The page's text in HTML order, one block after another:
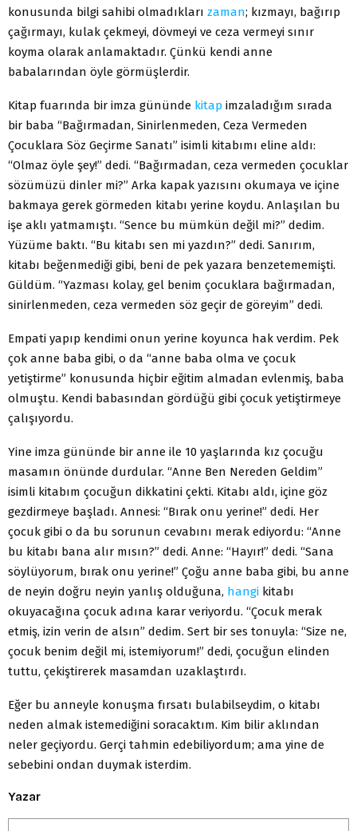
konusunda bilgi sahibi olmadıkları zaman; kızmayı, bağırıp
çağırmayı, kulak çekmeyi, dövmeyi ve ceza vermeyi sınır
koyma olarak anlamaktadır. Çünkü kendi anne
babalarından öyle görmüşlerdir.
Kitap fuarında bir imza gününde kitap imzaladığım sırada
bir baba “Bağırmadan, Sinirlenmeden, Ceza Vermeden
Çocuklara Söz Geçirme Sanatı” isimli kitabımı eline aldı:
“Olmaz öyle şey!” dedi. “Bağırmadan, ceza vermeden çocuklar
sözümüzü dinler mi?” Arka kapak yazısını okumaya ve içine
bakmaya gerek görmeden kitabı yerine koydu. Anlaşılan bu
işe aklı yatmamıştı. “Sence bu mümkün değil mi?” dedim.
Yüzüme baktı. “Bu kitabı sen mi yazdın?” dedi. Sanırım,
kitabı beğenmediği gibi, beni de pek yazara benzetememişti.
Güldüm. “Yazması kolay, gel benim çocuklara bağırmadan,
sinirlenmeden, ceza vermeden söz geçir de göreyim” dedi.
Empati yapıp kendimi onun yerine koyunca hak verdim. Pek
çok anne baba gibi, o da “anne baba olma ve çocuk
yetiştirme” konusunda hiçbir eğitim almadan evlenmiş, baba
olmuştu. Kendi babasından gördüğü gibi çocuk yetiştirmeye
çalışıyordu.
Yine imza gününde bir anne ile 10 yaşlarında kız çocuğu
masamın önünde durdular. “Anne Ben Nereden Geldim”
isimli kitabım çocuğun dikkatini çekti. Kitabı aldı, içine göz
gezdirmeye başladı. Annesi: “Bırak onu yerine!” dedi. Her
çocuk gibi o da bu sorunun cevabını merak ediyordu: “Anne
bu kitabı bana alır mısın?” dedi. Anne: “Hayır!” dedi. “Sana
söylüyorum, bırak onu yerine!” Çoğu anne baba gibi, bu anne
de neyin doğru neyin yanlış olduğuna, hangi kitabı
okuyacağına çocuk adına karar veriyordu. “Çocuk merak
etmiş, izin verin de alsın” dedim. Sert bir ses tonuyla: “Size ne,
çocuk benim değil mi, istemiyorum!” dedi, çocuğun elinden
tuttu, çekiştirerek masamdan uzaklaştırdı.
Eğer bu anneyle konuşma fırsatı bulabilseydim, o kitabı
neden almak istemediğini soracaktım. Kim bilir aklından
neler geçiyordu. Gerçi tahmin edebiliyordum; ama yine de
sebebini ondan duymak isterdim.
Yazar